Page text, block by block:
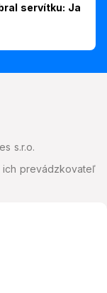
servítku: Ja
s.r.o.
ich prevádzkovateľ